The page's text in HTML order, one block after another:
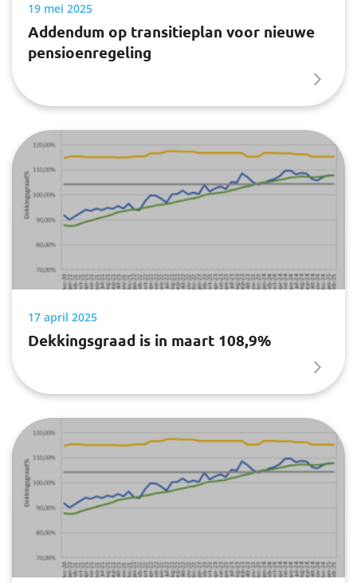
19 mei 2025
Addendum op transitieplan voor nieuwe
pensioenregeling
17 april 2025
Dekkingsgraad is in maart 108,9%